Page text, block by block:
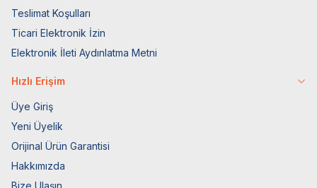
Teslimat Koşulları
Ticari Elektronik İzin
Elektronik İleti Aydınlatma Metni
Hızlı Erişim
Üye Giriş
Yeni Üyelik
Orijinal Ürün Garantisi
Hakkımızda
Bize Ulaşın